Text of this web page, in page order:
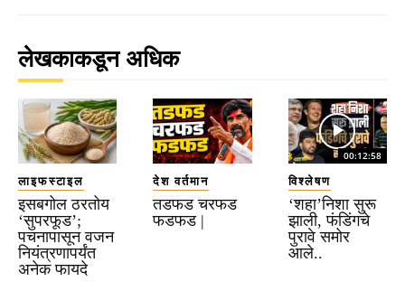
लेखकाकडून अधिक
लाइफस्टाइल
इसबगोल ठरतोय
‘सुपरफूड’;
पचनापासून वजन
नियंत्रणापर्यंत
अनेक फायदे
देश वर्तमान
तडफड चरफड
फडफड |
00:12:58
विश्लेषण
‘शहा’निशा सुरू
झाली, फंडिंगचे
पुरावे समोर
आले..